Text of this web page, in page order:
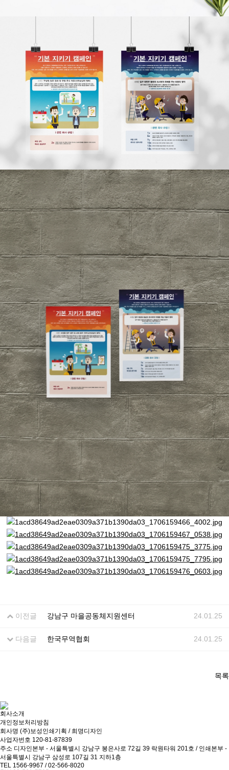
이전글 강남구 마을공동체지원센터 24.01.25
다음글 한국무역협회 24.01.25
목록
회사소개
개인정보처리방침
회사명 (주)보성인쇄기획 / 희명디자인
사업자번호 120-81-87839
주소 디자인본부 - 서울특별시 강남구 봉은사로 72길 39 락원타워 201호 / 인쇄본부 -
서울특별시 강남구 삼성로 107길 31 지하1층
TEL 1566-9967 / 02-566-8020